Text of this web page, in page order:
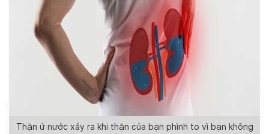
Thận ứ nước xảy ra khi thận của bạn phình to vì bạn không